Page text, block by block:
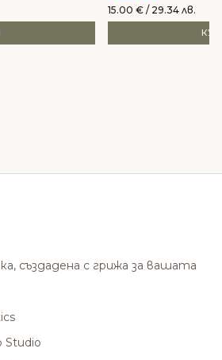
15.00 € / 29.34 лв.
създадена с грижа за вашата
Studio